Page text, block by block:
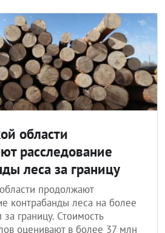
области
расследование
леса за границу
продолжают
контрабанды леса на более
границу. Стоимость
оценивают в более 37 млн